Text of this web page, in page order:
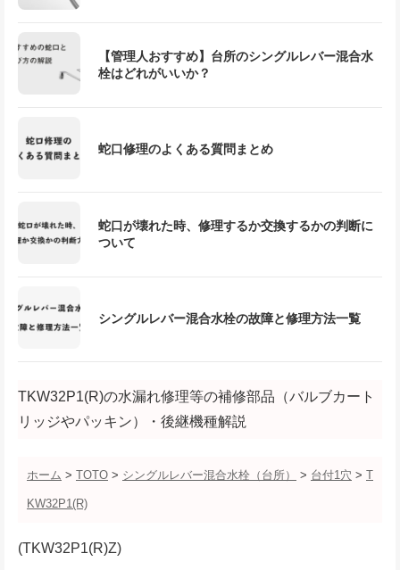
【管理人おすすめ】台所のシングルレバー混合水
栓はどれがいいか？
蛇口修理のよくある質問まとめ
蛇口が壊れた時、修理するか交換するかの判断に
ついて
シングルレバー混合水栓の故障と修理方法一覧
TKW32P1(R)の水漏れ修理等の補修部品（バルブカート
リッジやパッキン）・後継機種解説
ホーム > TOTO > シングルレバー混合水栓（台所） > 台付1穴 > T
KW32P1(R)
(TKW32P1(R)Z)